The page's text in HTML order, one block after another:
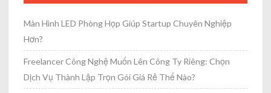
Màn Hình LED Phòng Họp Giúp Startup Chuyên Nghiệp
Hơn?
Freelancer Công Nghệ Muốn Lên Công Ty Riêng: Chọn
Dịch Vụ Thành Lập Trọn Gói Giá Rẻ Thế Nào?